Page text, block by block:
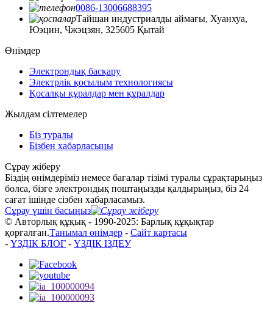
0086-13006688395
Тайшан индустриалды аймағы, Хуанхуа,
Юэцин, Чжэцзян, 325605 Қытай
Өнімдер
Электрондық басқару
Электрлік қосылым технологиясы
Қосалқы құралдар мен құралдар
Жылдам сілтемелер
Біз туралы
Бізбен хабарласыңы
Сұрау жіберу
Біздің өнімдеріміз немесе бағалар тізімі туралы сұрақтарыңыз
болса, бізге электрондық поштаңызды қалдырыңыз, біз 24
сағат ішінде сізбен хабарласамыз.
Сұрау үшін басыңыз
© Авторлық құқық - 1990-2025: Барлық құқықтар
қорғалған.Танымал өнімдер - Сайт картасы
- ҮЗДІК БЛОГ - ҮЗДІК ІЗДЕУ